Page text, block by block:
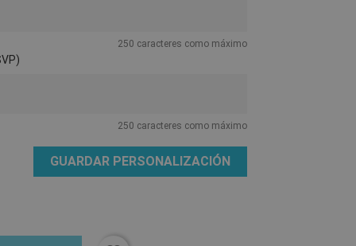
250 caracteres como máximo
250 caracteres como máximo
GUARDAR PERSONALIZACIÓN